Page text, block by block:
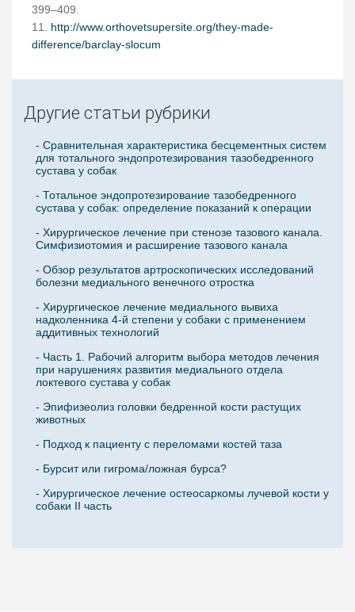
399–409.
11. http://www.orthovetsupersite.org/they-made-
difference/barclay-slocum
Другие статьи рубрики
- Сравнительная характеристика бесцементных систем
для тотального эндопротезирования тазобедренного
сустава у собак
- Тотальное эндопротезирование тазобедренного
сустава у собак: определение показаний к операции
- Хирургическое лечение при стенозе тазового канала.
Симфизиотомия и расширение тазового канала
- Обзор результатов артроскопических исследований
болезни медиального венечного отростка
- Хирургическое лечение медиального вывиха
надколенника 4-й степени у собаки с применением
аддитивных технологий
- Часть 1. Рабочий алгоритм выбора методов лечения
при нарушениях развития медиального отдела
локтевого сустава у собак
- Эпифизеолиз головки бедренной кости растущих
животных
- Подход к пациенту с переломами костей таза
- Бурсит или гигрома/ложная бурса?
- Хирургическое лечение остеосаркомы лучевой кости у
собаки II часть